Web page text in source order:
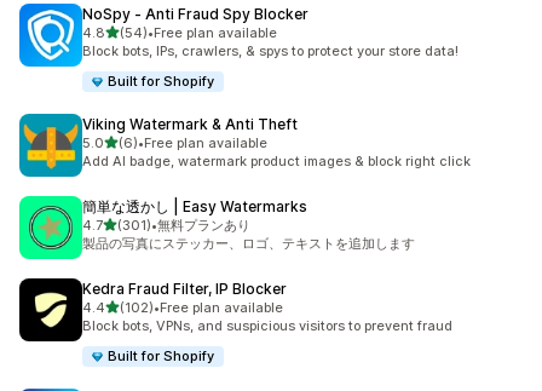
NoSpy ‑ Anti Fraud Spy Blocker
4.85つ星中
(54)
合計レビュー数：54件
•Free plan available
Block bots, IPs, crawlers, & spys to protect your store data!
Built for Shopify
Viking Watermark & Anti Theft
5.05つ星中
(6)
合計レビュー数：6件
•Free plan available
Add AI badge, watermark product images & block right click
簡単な透かし | Easy Watermarks
4.75つ星中
(301)
合計レビュー数：301件
•無料プランあり
製品の写真にステッカー、ロゴ、テキストを追加します
Kedra Fraud Filter, IP Blocker
4.45つ星中
(102)
合計レビュー数：102件
•Free plan available
Block bots, VPNs, and suspicious visitors to prevent fraud
Built for Shopify